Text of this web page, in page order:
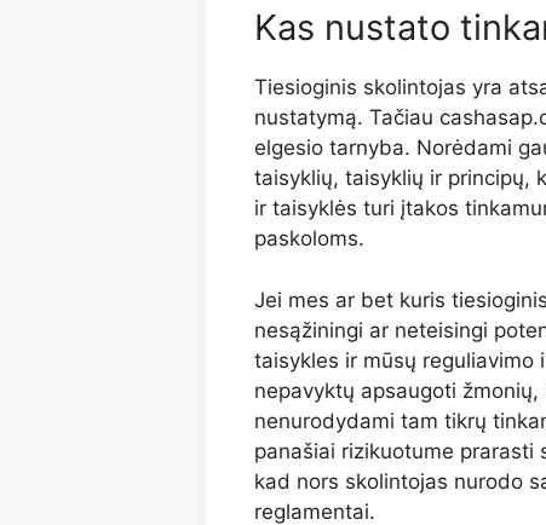
Kas nustato
Tiesioginis skolintojas yra
nustatymą. Tačiau
elgesio tarnyba. Norėdami
taisyklių, taisyklių ir principų,
ir taisyklės turi įtakos
paskoloms.
Jei mes ar bet kuris
nesąžiningi ar neteisingi
taisykles ir mūsų reguliavimo
nepavyktų apsaugoti
nenurodydami tam tikrų
panašiai rizikuotume prarasti
kad nors skolintojas nurodo
reglamentai.